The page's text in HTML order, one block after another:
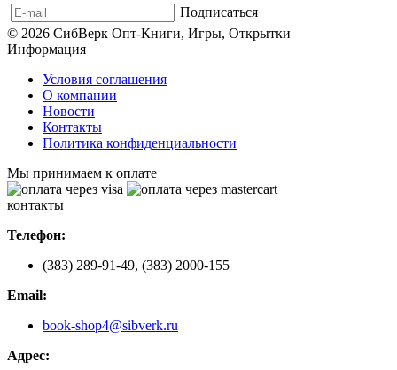
Подписаться
© 2026 СибВерк Опт-Книги, Игры, Открытки
Информация
Условия соглашения
О компании
Новости
Контакты
Политика конфиденциальности
Мы принимаем к оплате
контакты
Телефон:
(383) 289-91-49, (383) 2000-155
Email:
book-shop4@sibverk.ru
Адрес: